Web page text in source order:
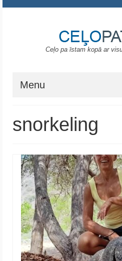
Ceļo pa īstam kopā ar
Menu
Gruzija
Portugāle
ASV
Melnkalne
Grieķija
Krēta
Francija
snorkeling